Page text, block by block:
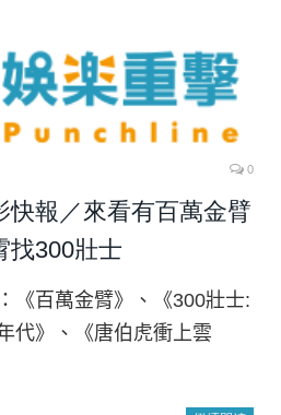
0
快報／來看有百萬金臂
找300壯士
《百萬金臂》、《300壯士:
代》、《唐伯虎衝上雲